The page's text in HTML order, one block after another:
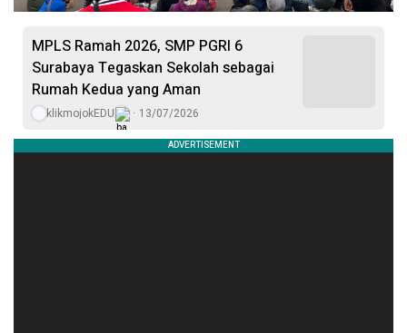
MPLS Ramah 2026, SMP PGRI 6
Surabaya Tegaskan Sekolah sebagai
Rumah Kedua yang Aman
klikmojokEDU 13/07/2026